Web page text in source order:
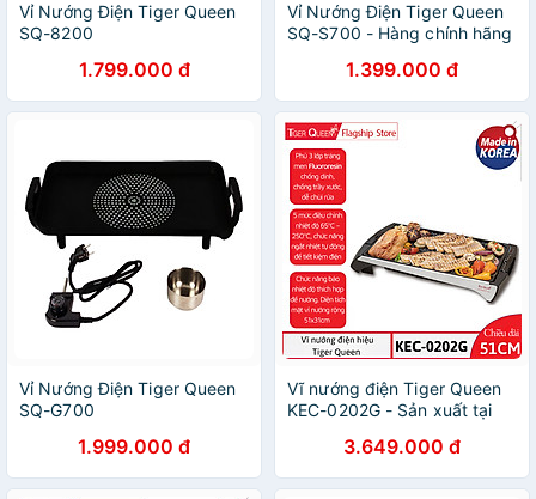
Vỉ Nướng Điện Tiger Queen
SQ-8200
1.799.000 đ
Vỉ Nướng Điện Tiger Queen
SQ-S700 - Hàng chính hãng
1.399.000 đ
Vỉ Nướng Điện Tiger Queen
SQ-G700
1.999.000 đ
Vĩ nướng điện Tiger Queen
KEC-0202G - Sản xuất tại
3.649.000 đ